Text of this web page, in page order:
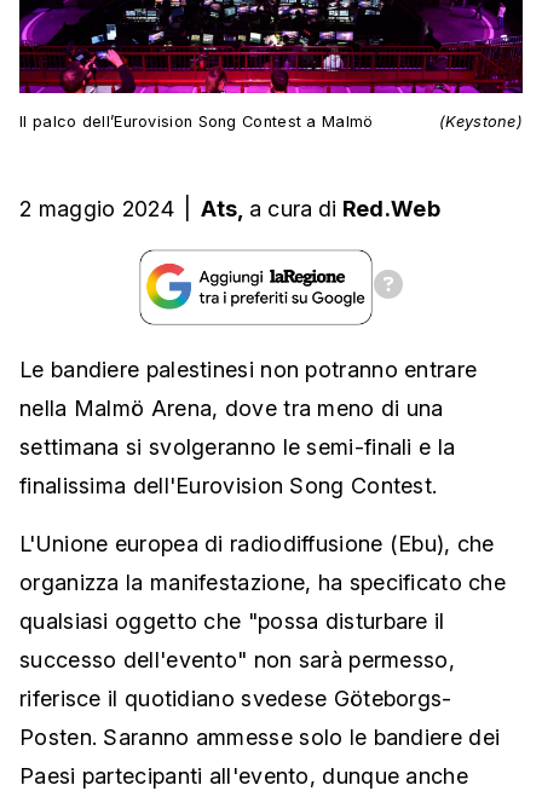
Il palco dell’Eurovision Song Contest a Malmö (Keystone)
2 maggio 2024 Ats, a cura di Red.Web
Le bandiere palestinesi non potranno entrare
nella Malmö Arena, dove tra meno di una
settimana si svolgeranno le semi-finali e la
finalissima dell'Eurovision Song Contest.
L'Unione europea di radiodiffusione (Ebu), che
organizza la manifestazione, ha specificato che
qualsiasi oggetto che "possa disturbare il
successo dell'evento" non sarà permesso,
riferisce il quotidiano svedese Göteborgs-
Posten. Saranno ammesse solo le bandiere dei
Paesi partecipanti all'evento, dunque anche